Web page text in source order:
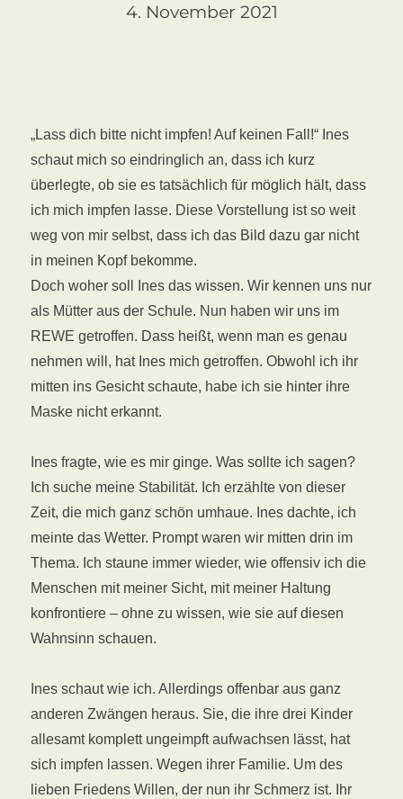
4. November 2021
„Lass dich bitte nicht impfen! Auf keinen Fall!“ Ines
schaut mich so eindringlich an, dass ich kurz
überlegte, ob sie es tatsächlich für möglich hält, dass
ich mich impfen lasse. Diese Vorstellung ist so weit
weg von mir selbst, dass ich das Bild dazu gar nicht
in meinen Kopf bekomme.
Doch woher soll Ines das wissen. Wir kennen uns nur
als Mütter aus der Schule. Nun haben wir uns im
REWE getroffen. Dass heißt, wenn man es genau
nehmen will, hat Ines mich getroffen. Obwohl ich ihr
mitten ins Gesicht schaute, habe ich sie hinter ihre
Maske nicht erkannt.
Ines fragte, wie es mir ginge. Was sollte ich sagen?
Ich suche meine Stabilität. Ich erzählte von dieser
Zeit, die mich ganz schön umhaue. Ines dachte, ich
meinte das Wetter. Prompt waren wir mitten drin im
Thema. Ich staune immer wieder, wie offensiv ich die
Menschen mit meiner Sicht, mit meiner Haltung
konfrontiere – ohne zu wissen, wie sie auf diesen
Wahnsinn schauen.
Ines schaut wie ich. Allerdings offenbar aus ganz
anderen Zwängen heraus. Sie, die ihre drei Kinder
allesamt komplett ungeimpft aufwachsen lässt, hat
sich impfen lassen. Wegen ihrer Familie. Um des
lieben Friedens Willen, der nun ihr Schmerz ist. Ihr